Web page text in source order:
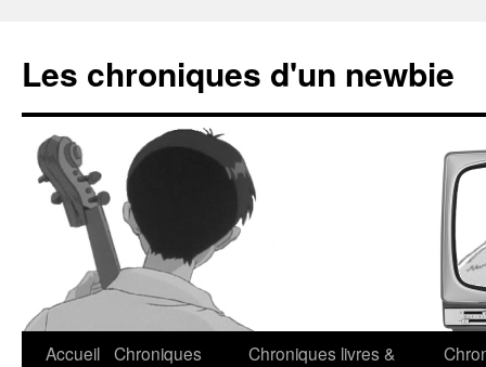
Les chroniques d'un newbie
Accueil Chroniques
Chroniques livres &